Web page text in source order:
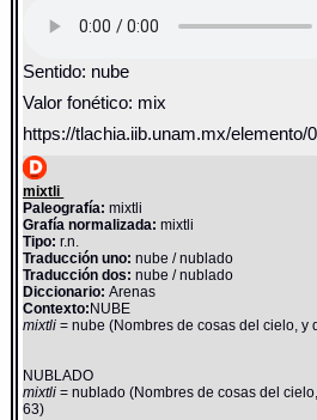
Sentido: nube
Valor fonético: mix
https://tlachia.iib.unam.mx/elemento/
mixtli
Paleografía: mixtli
Grafía normalizada: mixtli
Tipo: r.n.
Traducción uno: nube / nublado
Traducción dos: nube / nublado
Diccionario:Arenas
Contexto: NUBE
mixtli= nube (Nombres de cosas del cielo, y
NUBLADO
mixtli= nublado (Nombres de cosas del
63)